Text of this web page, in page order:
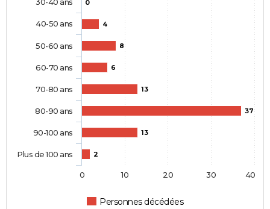
0
4
8
6
13
37
13
2
Personnes décédées
40-50 ans
50-60 ans
60-70 ans
70-80 ans
80-90 ans
90-100 ans
Plus de 100 ans
0 10 20 30 40